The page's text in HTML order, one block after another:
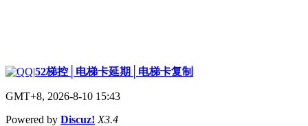
|52梯控│电梯卡延期│电梯卡复制
GMT+8, 2026-8-10 15:43
Powered by Discuz! X3.4